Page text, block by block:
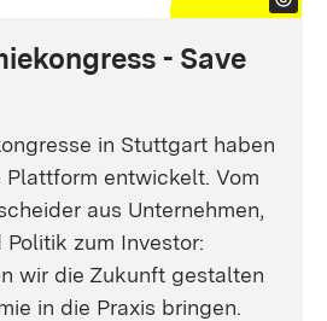
- Save
in Stuttgart haben
entwickelt. Vom
aus Unternehmen,
zum Investor:
wir die Zukunft gestalten
in die Praxis bringen.